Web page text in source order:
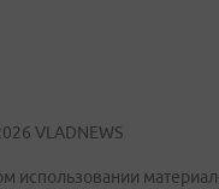
VLADNEWS
использовании